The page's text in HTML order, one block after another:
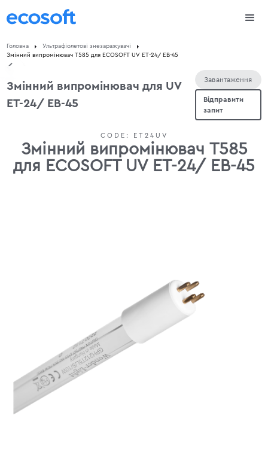
Головна
Ультрафіолетові знезаражувачі
Змінний випромінювач T585 для ECOSOFT UV ET-24/ ЕВ-45
Змінний випромінювач для UV
ET-24/ ЕВ-45
Завантаження
Відправити
запит
CODE: ET24UV
Змінний випромінювач T585
для ECOSOFT UV ET-24/ ЕВ-45